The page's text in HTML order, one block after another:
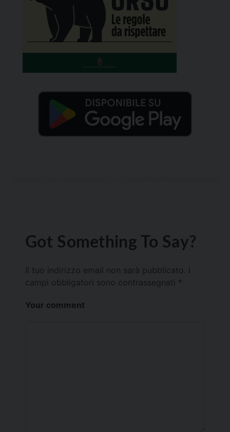
Got Something To Say?
Il tuo indirizzo email non sarà pubblicato.
campi obbligatori sono contrassegnati *
Your comment